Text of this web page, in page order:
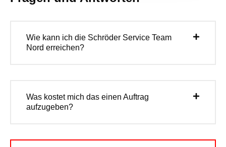
Wie kann ich die Schröder Service Team
Nord erreichen?
Was kostet mich das einen Auftrag
aufzugeben?